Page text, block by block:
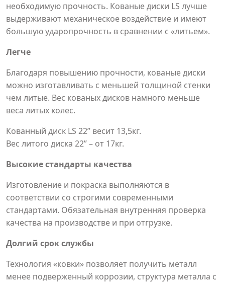
необходимую прочность. Кованые диски LS лучше
выдерживают механическое воздействие и имеют
большую ударопрочность в сравнении с «литьем».
Легче
Благодаря повышению прочности, кованые диски
можно изготавливать с меньшей толщиной стенки
чем литые. Вес кованых дисков намного меньше
веса литых колес.
Кованный диск LS 22” весит 13,5кг.
Вес литого диска 22” – от 17кг.
Высокие стандарты качества
Изготовление и покраска выполняются в
соответствии со строгими современными
стандартами. Обязательная внутренняя проверка
качества на производстве и при отгрузке.
Долгий срок службы
Технология «ковки» позволяет получить металл
менее подверженный коррозии, структура металла с